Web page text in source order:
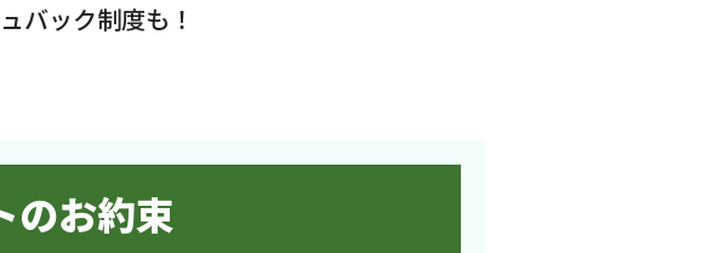
バック制度も！
のお約束